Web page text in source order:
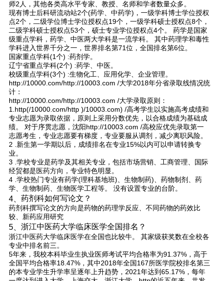
师2人，其他各类高水平专家、教授、名师和学者数量众多。
现有博士后科研流动站2个(药学、中药学)，一级学科博士学位授权
点2个，二级学位博士学位授权点19个，一级学科硕士授权点8个，
二级学科硕士授权点53个，硕士专业学位授权点4个。 药学是国家
级重点学科，药学、中医两大学科是一流学科。 其中药理学和毒性
学科进入世界千分之一，世界排名第71位，全国排名第6位。
国家重点学科(1个) :药剂学。
辽宁省重点学科(2个) :药学、中医。
校级重点学科(3个) :生物化工、应用化学、企业管理。
http://10000.com/http://10003.com /大学2018年分省录取线情况统
计：
http://10000.com/http://10003.com /大学录取原则：
1.http(/10000.com/http )/10003.com) /高考学生以实施高考成绩和
专业志愿为录取依据，原则上采用分数优先，以合格成绩为基础成
绩。 对于序贯志愿，沈阳http://10003.com /高校应优先录取第一
志愿考生，专业志愿要有梯度，专业要服从调剂，减少离职风险。
2 .新生第一学期以后，成绩排名在专业15%以内可以申请转换专
业。
3 .学校专业是药学及其相关专业，包括市场营销、工商管理、国际
经贸都是医药方向，专业特色明显。
4 .学校热门专业有药学(理科基地班)、生物制药)、药物制剂、药
学、生物制药、生物医学工程等。 没有设置专业的台阶。
4、 药剂科如何写论文？
药剂科撰写论文的方向是药物的药理学反应、不同药物的药效比
较、新药应用研究
5、 浙江中医药大学临床医学全国排名？
浙江中医药大学临床医学在全国也比较牛。 其家级获奖数在全校各
专业中排名前三。
5年来，我校本科毕业生执业医师考试平均合格率为91.37%，高于
全国平均合格率18.47%，其中2018年全国167所医学院校排名第三
的本专业学生升学率呈逐年上升趋势，2021年达到65.17%，每年